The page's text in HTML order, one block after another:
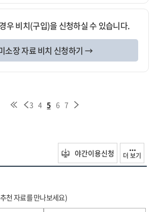
우 비치(구입)을 신청하실 수 있습니다.
소장 자료 비치 신청하기 →
3 4 5 6 7
야간이용신청 더 보기
천 자료를 만나보세요)